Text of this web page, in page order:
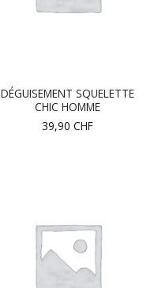
DÉGUISEMENT SQUELETTE
CHIC HOMME
39,90 CHF